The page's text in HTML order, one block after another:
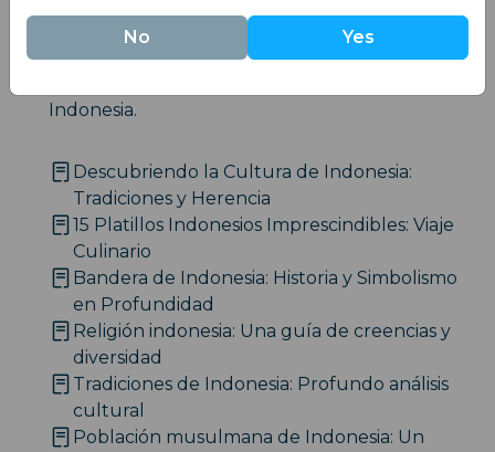
Disfruta de los sabores locales y descubre las
Indonesia.
Descubriendo la Cultura de Indonesia:
Tradiciones y Herencia
15 Platillos Indonesios Imprescindibles: Viaje
Culinario
Bandera de Indonesia: Historia y Simbolismo
en Profundidad
Religión indonesia: Una guía de creencias y
diversidad
Tradiciones de Indonesia: Profundo análisis
cultural
Población musulmana de Indonesia: Un
No Yes